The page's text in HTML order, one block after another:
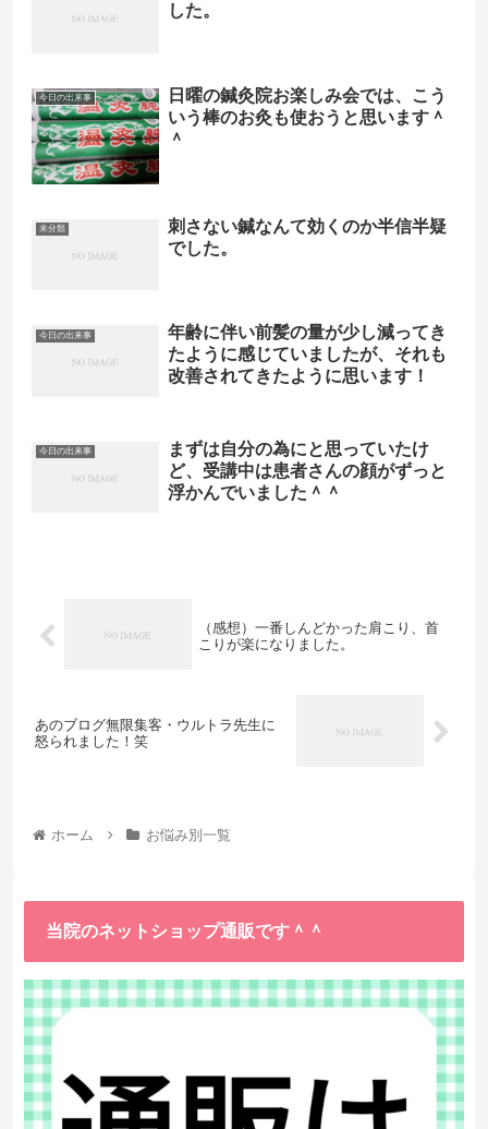
した。
今日の出来事
日曜の鍼灸院お楽しみ会では、こう
いう棒のお灸も使おうと思います＾
＾
未分類
刺さない鍼なんて効くのか半信半疑
でした。
今日の出来事
年齢に伴い前髪の量が少し減ってき
たように感じていましたが、それも
改善されてきたように思います！
今日の出来事
まずは自分の為にと思っていたけ
ど、受講中は患者さんの顔がずっと
浮かんでいました＾＾
（感想）一番しんどかった肩こり、首
こりが楽になりました。
あのブログ無限集客・ウルトラ先生に
怒られました！笑
ホーム お悩み別一覧
当院のネットショップ通販です＾＾